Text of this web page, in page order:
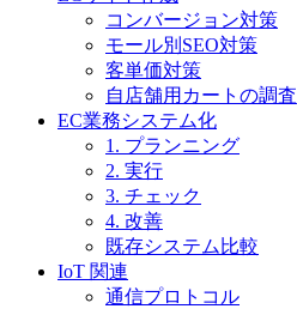
コンバージョン対策
モール別SEO対策
客単価対策
自店舗用カートの調査
EC業務システム化
1. プランニング
2. 実行
3. チェック
4. 改善
既存システム比較
IoT 関連
通信プロトコル